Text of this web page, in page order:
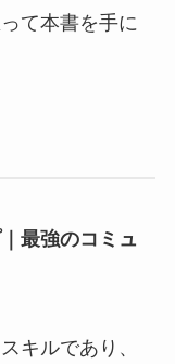
て本書を手に
最強のコミュ
キルであり、